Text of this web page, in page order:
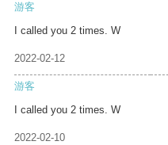
游客
I called you 2 times. W
2022-02-12
游客
I called you 2 times. W
2022-02-10